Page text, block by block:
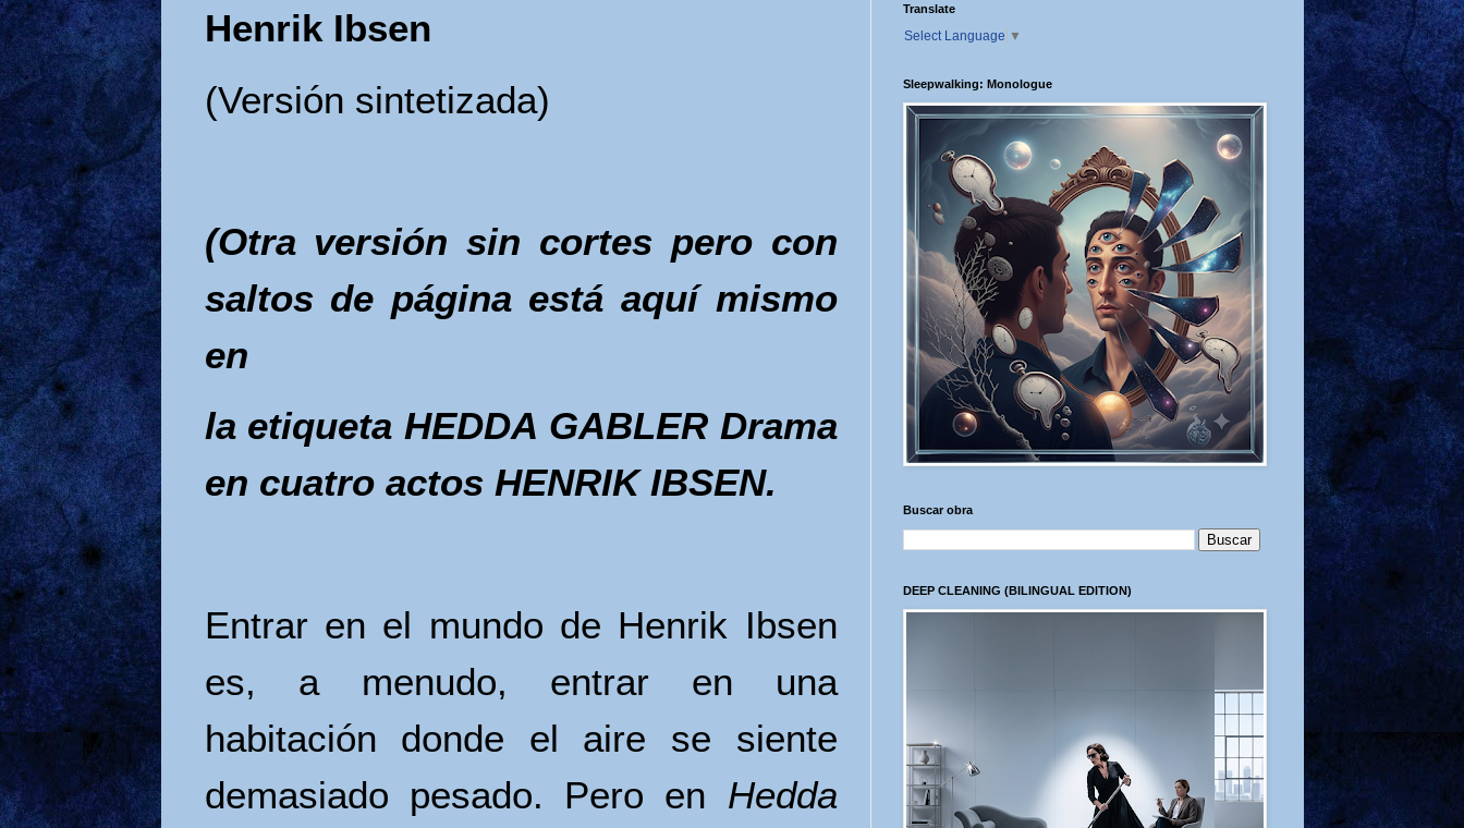
Henrik Ibsen
(Versión sintetizada)
(Otra versión sin cortes pero con
saltos de página está aquí mismo
en
la etiqueta HEDDA GABLER Drama
en cuatro actos HENRIK IBSEN.
Entrar en el mundo de Henrik Ibsen
es, a menudo, entrar en una
habitación donde el aire se siente
demasiado pesado. Pero en Hedda
Translate
Select Language ▼
Sleepwalking: Monologue
Buscar obra
DEEP CLEANING (BILINGUAL EDITION)